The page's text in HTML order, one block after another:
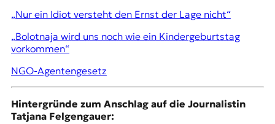
„Nur ein Idiot versteht den Ernst der Lage nicht“
„Bolotnaja wird uns noch wie ein Kindergeburtstag
vorkommen“
NGO-Agentengesetz
Hintergründe zum Anschlag auf die Journalistin
Tatjana Felgengauer: